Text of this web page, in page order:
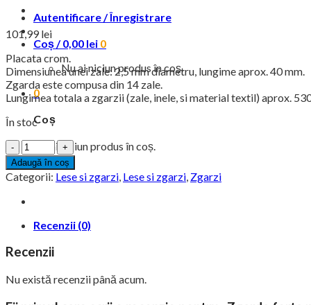
Autentificare / Înregistrare
Coș /0,00 lei 0
Nu ai niciun produs în coș.
0
Coș
Nu ai niciun produs în coș.
101,99lei
Placata crom.
Dimensiunea unei zale: 2,5 mm diametru, lungime aprox. 40 mm.
Zgarda este compusa din 14 zale.
Lungimea totala a zgarzii (zale, inele, si material textil) aprox.
În stoc
Cantitate
Zgarda
forta
placata
crom
prindere
si
inel,
Adaugă în coș
Categorii: Lese si zgarzi Lese si zgarzi Zgarzi
Recenzii (0)
Recenzii
Nu există recenzii până acum.